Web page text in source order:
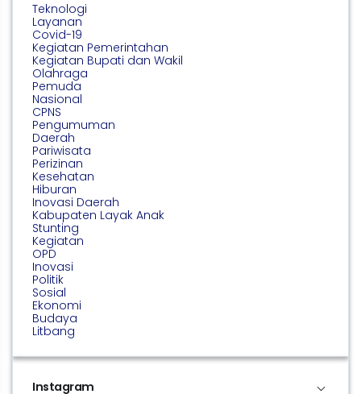
Teknologi
Layanan
Covid-19
Kegiatan Pemerintahan
Kegiatan Bupati dan Wakil
Olahraga
Pemuda
Nasional
CPNS
Pengumuman
Daerah
Pariwisata
Perizinan
Kesehatan
Hiburan
Inovasi Daerah
Kabupaten Layak Anak
Stunting
Kegiatan
OPD
Inovasi
Politik
Sosial
Ekonomi
Budaya
Litbang
Instagram